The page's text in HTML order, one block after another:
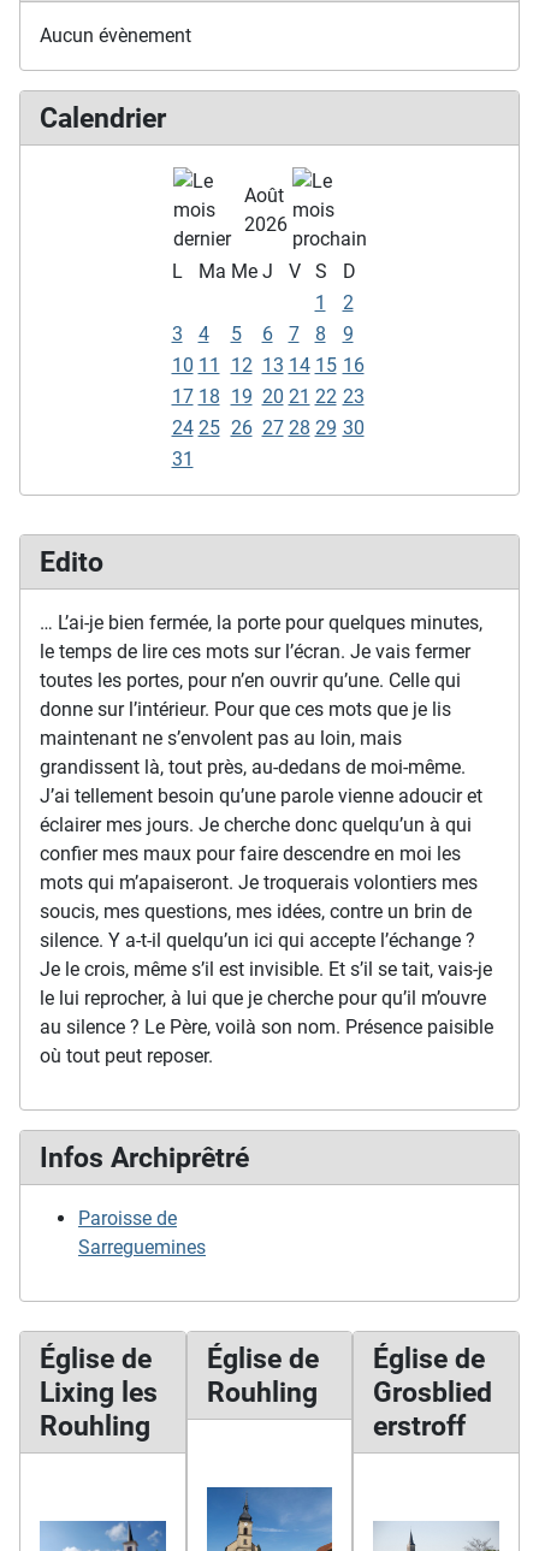
Edito
… L’ai-je bien fermée, la porte pour quelques minutes,
le temps de lire ces mots sur l’écran. Je vais fermer
toutes les portes, pour n’en ouvrir qu’une. Celle qui
donne sur l’intérieur. Pour que ces mots que je lis
maintenant ne s’envolent pas au loin, mais
grandissent là, tout près, au-dedans de moi-même.
J’ai tellement besoin qu’une parole vienne adoucir et
éclairer mes jours. Je cherche donc quelqu’un à qui
confier mes maux pour faire descendre en moi les
mots qui m’apaiseront. Je troquerais volontiers mes
soucis, mes questions, mes idées, contre un brin de
silence. Y a-t-il quelqu’un ici qui accepte l’échange ?
Je le crois, même s’il est invisible. Et s’il se tait, vais-je
le lui reprocher, à lui que je cherche pour qu’il m’ouvre
au silence ? Le Père, voilà son nom. Présence paisible
où tout peut reposer.
Infos Archiprêtré
Paroisse de
Sarreguemines
Aucun évènement
Calendrier
Août
2026
L Ma Me J V S
D
1
2
3
4 5 6 7 8
9
10 11 12 13 14 15 16
17 18 19 20 21 22 23
24 25 26 27 28 29 30
31
Église de
Lixing les
Rouhling
Église de
Rouhling
Église de
Grosblied
erstroff